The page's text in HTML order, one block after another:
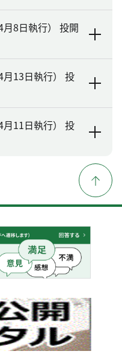
8日執行） 投開
13日執行） 投
11日執行） 投